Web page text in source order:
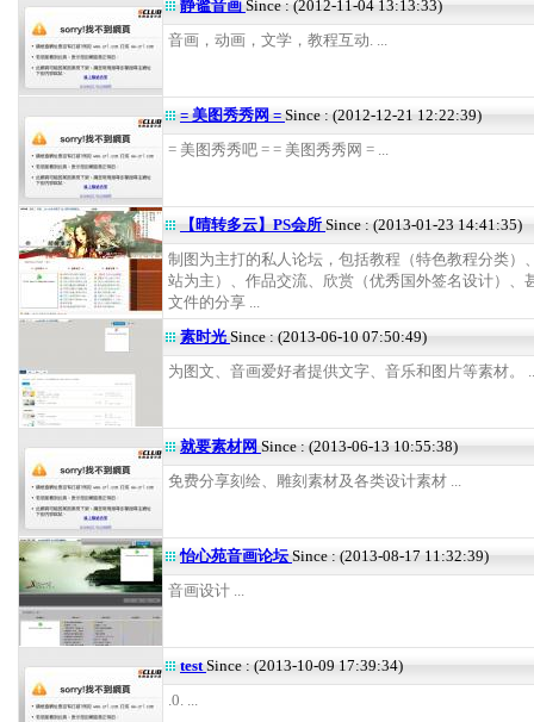
静谧音画 Since : (2012-11-04 13:13:33)
音画，动画，文学，教程互动. ...
= 美图秀秀网 = Since : (2012-12-21 12:22:39)
= 美图秀秀吧 = = 美图秀秀网 = ...
【晴转多云】PS会所 Since : (2013-01-23 14:41:35)
制图为主打的私人论坛，包括教程（特色教程分类）
站为主）、作品交流、欣赏（优秀国外签名设计）、
文件的分享 ...
素时光Since : (2013-06-10 07:50:49)
为图文、音画爱好者提供文字、音乐和图片等素材。
就要素材网 Since : (2013-06-13 10:55:38)
免费分享刻绘、雕刻素材及各类设计素材 ...
怡心苑音画论坛Since : (2013-08-17 11:32:39)
音画设计 ...
testSince : (2013-10-09 17:39:34)
.0. ...